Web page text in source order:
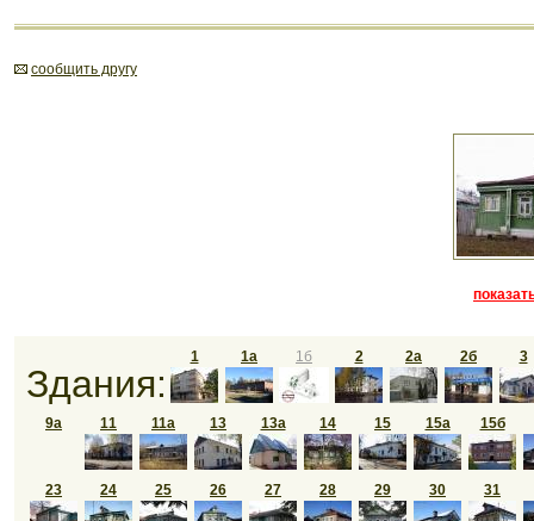
cообщить другу
Здания:
1 1а 1б 2 2а 2б 3
9а 11 11а 13 13а 14 15 15а 15б
23 24 25 26 27 28 29 30 31